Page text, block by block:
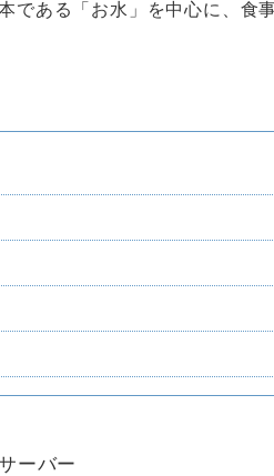
である「お水」を中心に、食
ーバー